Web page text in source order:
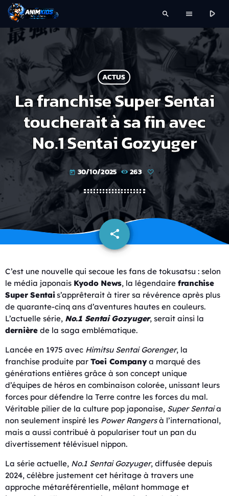
search menu play_arrow
ACTUS
La franchise Super Sentai
toucherait à sa fin avec
No.1 Sentai Gozyuger
today 30/10/2025 263
share
email
C’est une nouvelle qui secoue les fans de tokusatsu : selon
le média japonais Kyodo News, la légendaire franchise
Super Sentai s’apprêterait à tirer sa révérence après plus
de quarante-cinq ans d’aventures hautes en couleurs.
L’actuelle série, No.1 Sentai Gozyuger, serait ainsi la
dernièrede la saga emblématique.
Lancée en 1975 avec Himitsu Sentai Gorenger, la
franchise produite par Toei Companya marqué des
générations entières grâce à son concept unique
d’équipes de héros en combinaison colorée, unissant leurs
forces pour défendre la Terre contre les forces du mal.
Véritable pilier de la culture pop japonaise, Super Sentaia
non seulement inspiré les Power Rangersà l’international,
mais a aussi contribué à populariser tout un pan du
divertissement télévisuel nippon.
La série actuelle, No.1 Sentai Gozyuger, diffusée depuis
2024, célèbre justement cet héritage à travers une
approche métaréférentielle, mêlant hommage et